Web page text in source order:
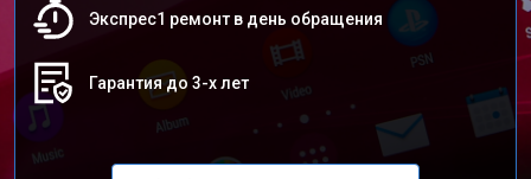
Экспрес1 ремонт в день обращения
Гарантия до 3-х лет